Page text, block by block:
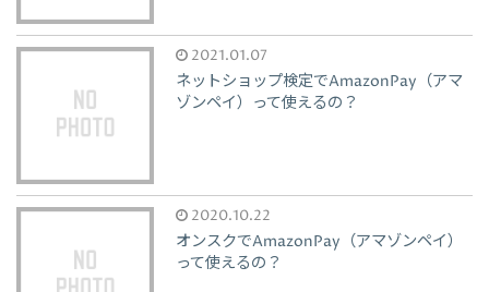
2021.01.07
ネットショップ検定でAmazonPay（アマ
ゾンペイ）って使えるの？
2020.10.22
オンスクでAmazonPay（アマゾンペイ）
って使えるの？